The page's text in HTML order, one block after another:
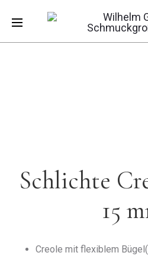
Start Ohrschmuck Creolen
Schlichte
15
Creole mit flexiblem